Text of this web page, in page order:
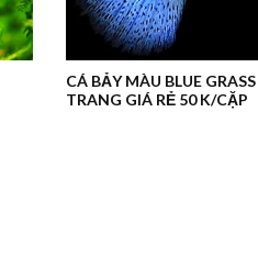
CÁ BẢY MÀU BLUE
TRANG GIÁ RẺ 50 K/CẶP